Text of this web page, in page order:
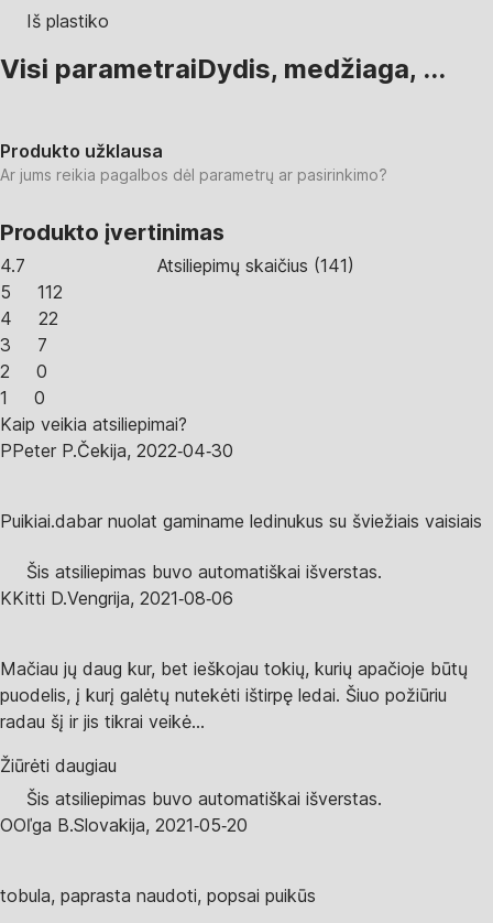
Iš plastiko
Visi parametraiDydis, medžiaga, ...
Produkto užklausa
Ar jums reikia pagalbos dėl parametrų ar pasirinkimo?
Produkto įvertinimas
4.7 Atsiliepimų skaičius (141)
5
112
4
22
3
7
2
0
1
0
Kaip veikia atsiliepimai?
PPeter P.Čekija, 2022‑04‑30
Puikiai.dabar nuolat gaminame ledinukus su šviežiais vaisiais
Šis atsiliepimas buvo automatiškai išverstas.
KKitti D.Vengrija, 2021‑08‑06
Mačiau jų daug kur, bet ieškojau tokių, kurių apačioje būtų
puodelis, į kurį galėtų nutekėti ištirpę ledai. Šiuo požiūriu
radau šį ir jis tikrai veikė...
Žiūrėti daugiau
Šis atsiliepimas buvo automatiškai išverstas.
OOľga B.Slovakija, 2021‑05‑20
tobula, paprasta naudoti, popsai puikūs